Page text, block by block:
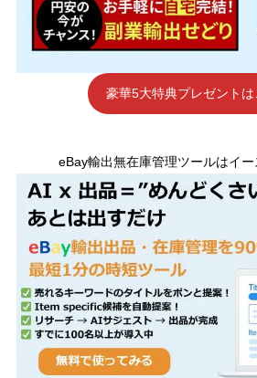
豪華5大特典プレゼント
eBay輸出無在庫管理ツールはイー